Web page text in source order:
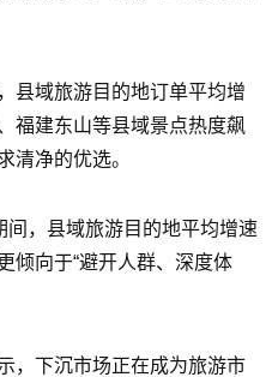
县域旅游目的地订单平均增
福建东山等县域景点热度飙
清净的优选。
间，县域旅游目的地平均增速
倾向于“避开人群、深度体
，下沉市场正在成为旅游市